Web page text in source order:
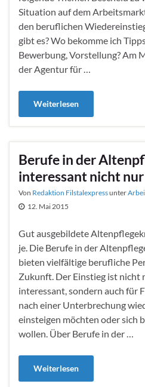
Situation auf dem
den beruflichen
gibt es? Wo bekomme ich
Bewerbung, Vorstellung? Am
der Agentur für …
Weiterlesen
Berufe in der
interessant nicht
Von Redaktion Filstalexpressunter
12. Mai 2015
Gut ausgebildete
je. Die Berufe in der
bieten vielfältige berufliche
Zukunft. Der Einstieg ist nicht
interessant, sondern auch für
nach einer Unterbrechung
einsteigen möchten oder sich
wollen. Über Berufe in der …
Weiterlesen